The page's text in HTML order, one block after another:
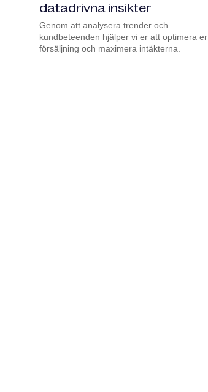
datadrivna insikter
Genom att analysera trender och
kundbeteenden hjälper vi er att optimera er
försäljning och maximera intäkterna.